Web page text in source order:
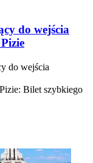
do wejścia
do wejścia
Bilet szybkiego